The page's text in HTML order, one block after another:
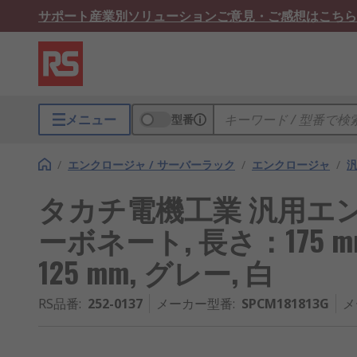
サポート産業別ソリューションご意見・ご感想はこちら
メニュー 型番
/ エンクロージャ / サーバーラック / エンクロージャ /
タカチ電機工業 汎用エ
ーボネート, 長さ：175
125 mm, グレー, 白
RS品番: 252-0137 メーカー型番: SPCM181813G